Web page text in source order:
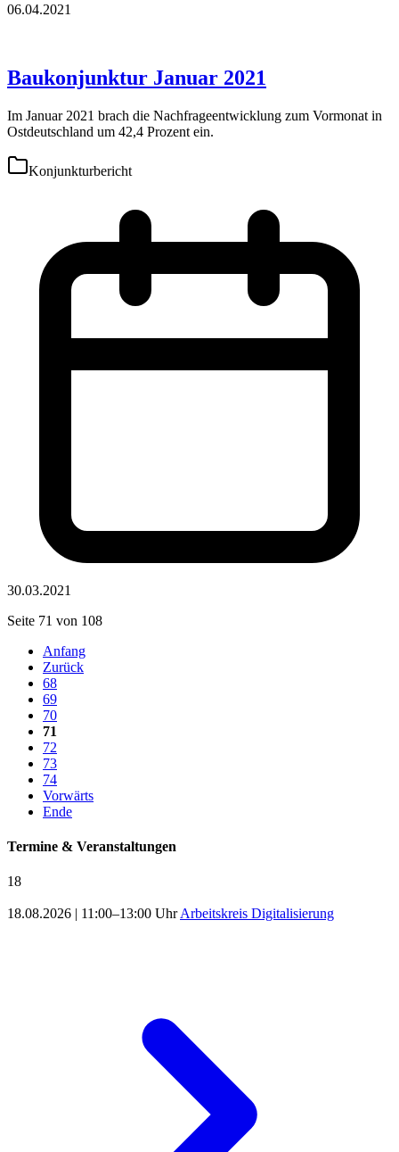
06.04.2021
Baukonjunktur Januar 2021
Im Januar 2021 brach die Nachfrageentwicklung zum Vormonat in
Ostdeutschland um 42,4 Prozent ein.
Konjunkturbericht
30.03.2021
Seite 71 von 108
Anfang
Zurück
68
69
70
71
72
73
74
Vorwärts
Ende
Termine & Veranstaltungen
18
18.08.2026 | 11:00–13:00 Uhr Arbeitskreis Digitalisierung